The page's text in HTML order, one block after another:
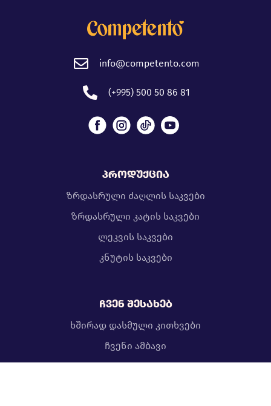
info@competento.com
(+995) 500 50 86 81
პროდუქცია
ზრდასრული ძაღლის საკვები
ზრდასრული კატის საკვები
ლეკვის საკვები
კნუტის საკვები
ჩვენ შესახებ
ხშირად დასმული კითხვები
ჩვენი ამბავი